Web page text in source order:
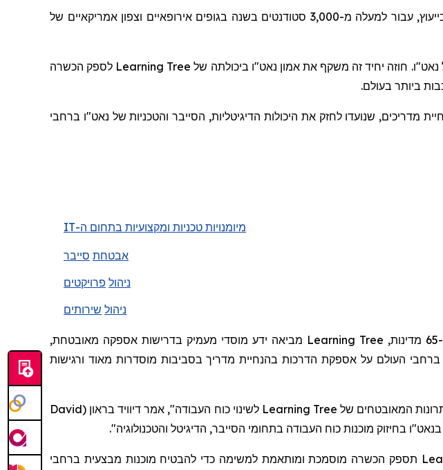
כולל מתן פתרונות הדרכה, כולל תמיכה בייעוץ, עבור למעלה מ-3,000 סטודנטים בשנה בגופים אירופאיים וצפון אמריקאיים של
חוזה יחיד זה משקף את אמון נאט"ו ביכולתה של Learning Tree לספק הכשרה
ביותר בעולם.
מדריכים, שנועדו לחזק את היכולות הדיגיטליות, הסייבר והטכניות של נאט"ו ברחבי
מיומנויות טכניות ומקצועיות בתחום ה-IT
אבטחת סייבר
ניהול פרויקטים
ניהול שירותים
Learning Tree מביאה ידע מוסדי מעמיק בדרישות אספקה מאובטחת,
העולם על אספקת הדרכות בהנחיית מדריך בסביבות מוסדרות מאוד ורגישות
המאובטחים של Learning Tree לשינוי כוח העבודה", אמר דיוויד בראון (David
הדיגיטל והטכנולוגיה".
תספק הכשרה מוסמכת ומותאמת למשימה כדי להבטיח מוכנות מבצעית ברחבי